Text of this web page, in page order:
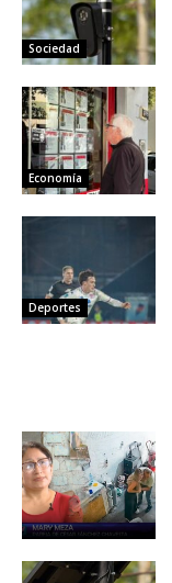
Sociedad
Economía
Deportes